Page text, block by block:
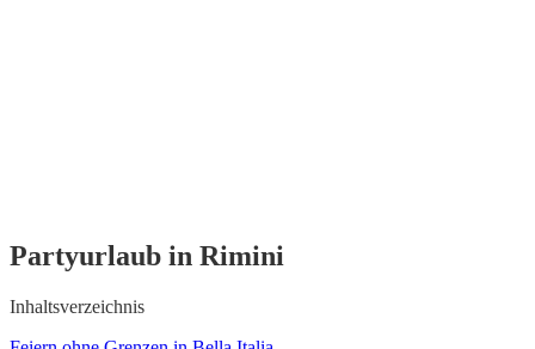
Partyurlaub in Rimini
Inhaltsverzeichnis